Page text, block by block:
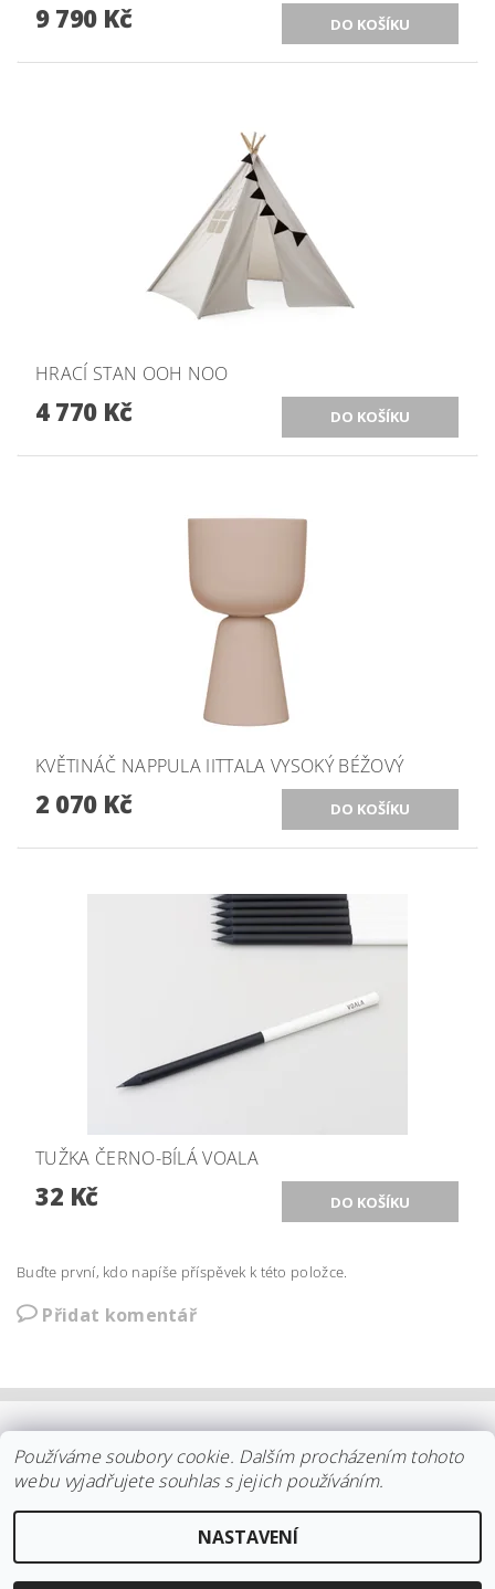
9 790 Kč
HRACÍ STAN OOH NOO
4 770 Kč
KVĚTINÁČ NAPPULA IITTALA VYSOKÝ BÉŽOVÝ
2 070 Kč
TUŽKA ČERNO-BÍLÁ VOALA
32 Kč
Buďte první, kdo napíše příspěvek k této položce.
Přidat komentář
| KOLEKCE STELTON | DISTRIBUCE IITTALA |
REKLAMACE/ODSTOUPENÍ | VŠE O NÁKUPU | KDO JSME
KONTAKT
2026 ©arki.cz, všechna práva vyhrazena
Používáme soubory cookie. Dalším procházením tohoto
webu vyjadřujete souhlas s jejich používáním.
NASTAVENÍ